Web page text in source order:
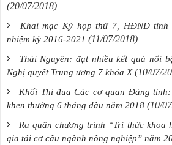
(20/07/2018)
Khai mạc Kỳ họp thứ 7, HĐND tỉnh
nhiệm kỳ 2016-2021 (11/07/2018)
Thái Nguyên: đạt nhiều kết quả nổi
Nghị quyết Trung ương 7 khóa X (10/07/
Khối Thi đua Các cơ quan Đảng
khen thưởng 6 tháng đầu năm 2018 (10/
Ra quân chương trình “Trí thức khoa
gia tái cơ cấu ngành nông nghiệp” năm